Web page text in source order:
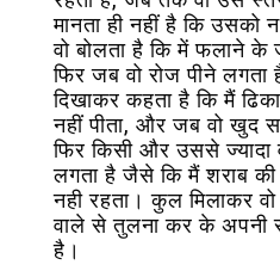
मानता ही नहीं है कि
वो बोलता है कि में फलाने के
फिर जब वो रोज पीने लगता
दिखाकर कहता है कि मैं
नहीं पीता, और जब वो खुद
फिर किसी और उससे
लगता है जैसे कि मैं शराब की
नही रहता। कुल मिलाकर
वाले से तुलना कर के अपनी
है।